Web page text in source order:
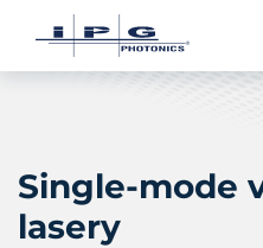
Single-mode
lasery